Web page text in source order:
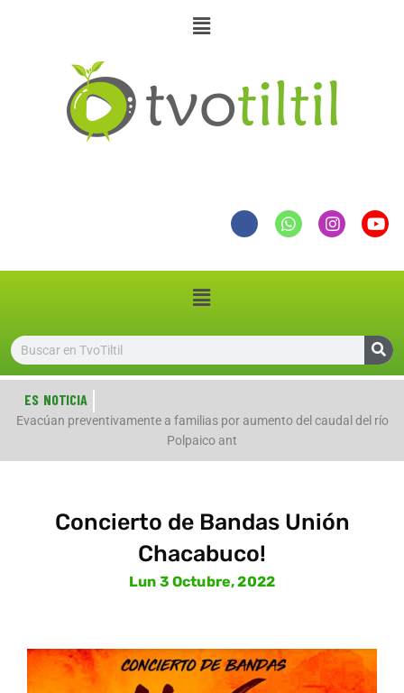
ES NOTICIA
Evacúan preventivamente a familias por aumento del caudal del río
Polpaico ant
Concierto de Bandas Unión
Chacabuco!
Lun 3 Octubre, 2022